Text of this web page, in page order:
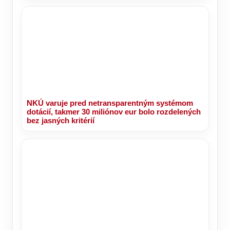
NKÚ varuje pred netransparentným systémom
dotácií, takmer 30 miliónov eur bolo rozdelených
bez jasných kritérií